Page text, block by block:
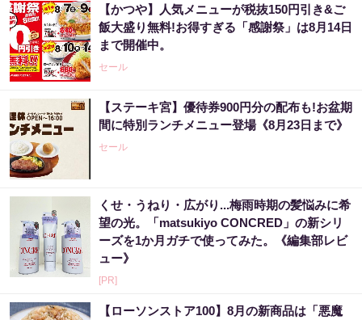
【かつや】人気メニューが税抜150円引き&ご
飯大盛り無料!お得すぎる「感謝祭」は8月14日
まで開催中。
セール
【ステーキ宮】優待券900円分の配布も!お盆期
間に特別ランチメニュー登場《8月23日まで》
セール
くせ・うねり・広がり...梅雨時期の髪悩みに希
望の光。「matsukiyo CONCRED」の新シリ
ーズを1か月ガチで使ってみた。《編集部レビ
ュー》
[PR]
【ローソンストア100】8月の新商品は「悪魔